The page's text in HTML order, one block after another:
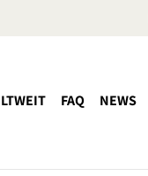
FAQ NEWS